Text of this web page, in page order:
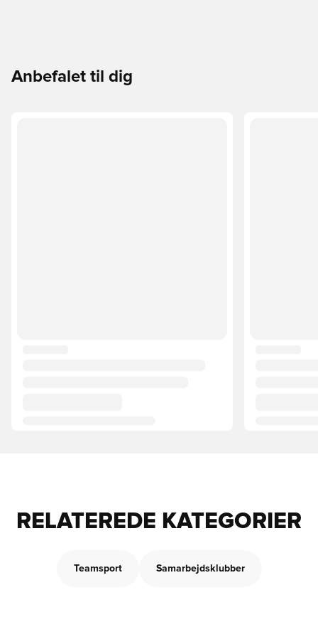
Anbefalet til dig
RELATEREDE KATEGORIER
Teamsport Samarbejdsklubber